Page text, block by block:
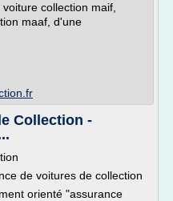
collection maif,
maaf, d'une
Collection -
de voitures de collection
orienté "assurance